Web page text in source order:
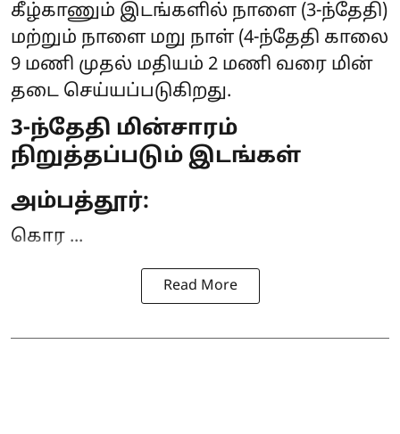
கீழ்காணும் இடங்களில் நாளை (3-ந்தேதி)
மற்றும் நாளை மறு நாள் (4-ந்தேதி காலை
9 மணி முதல் மதியம் 2 மணி வரை மின்
தடை செய்யப்படுகிறது.
3-ந்தேதி மின்சாரம்
நிறுத்தப்படும் இடங்கள்
அம்பத்தூர்:
கொர ...
Read More